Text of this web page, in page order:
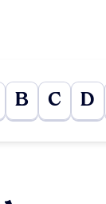
B C D